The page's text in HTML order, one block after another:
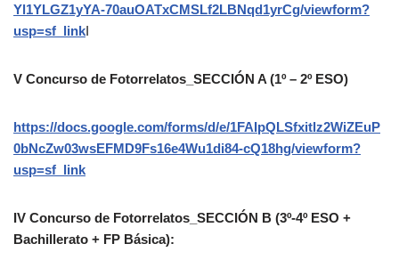
Yl1YLGZ1yYA-70auOATxCMSLf2LBNqd1yrCg/viewform?
usp=sf_linkI
V Concurso de Fotorrelatos_SECCIÓN A (1º – 2º ESO)
https://docs.google.com/forms/d/e/1FAIpQLSfxitlz2WiZEuP
0bNcZw03wsEFMD9Fs16e4Wu1di84-cQ18hg/viewform?
usp=sf_link
IV Concurso de Fotorrelatos_SECCIÓN B (3º-4º ESO +
Bachillerato + FP Básica):